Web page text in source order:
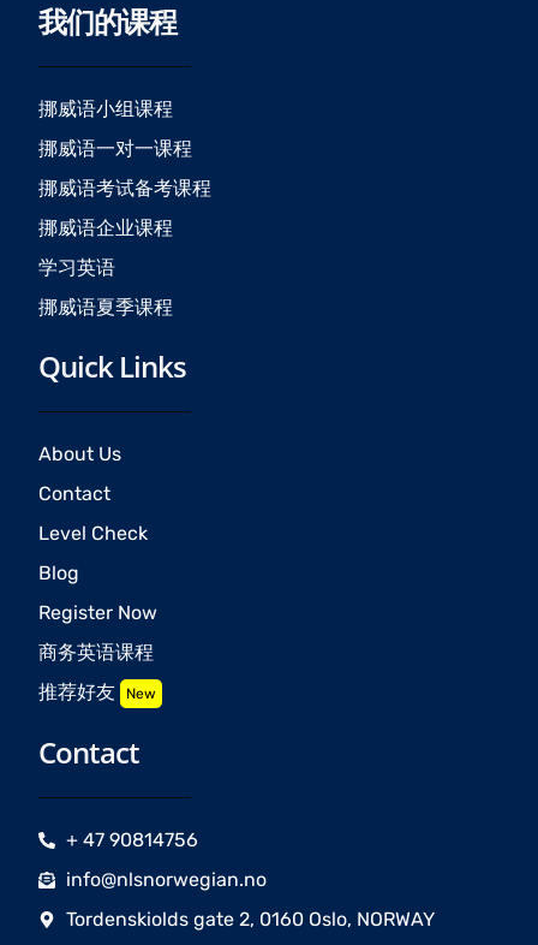
e
b
o
o
k
t
a
g
r
a
m
我们的课程
挪威语小组课程
挪威语一对一课程
挪威语考试备考课程
挪威语企业课程
学习英语
挪威语夏季课程
Quick Links
About Us
Contact
Level Check
Blog
Register Now
商务英语课程
推荐好友 New
Contact
+ 47 90814756
info@nlsnorwegian.no
Tordenskiolds gate 2, 0160 Oslo, NORWAY